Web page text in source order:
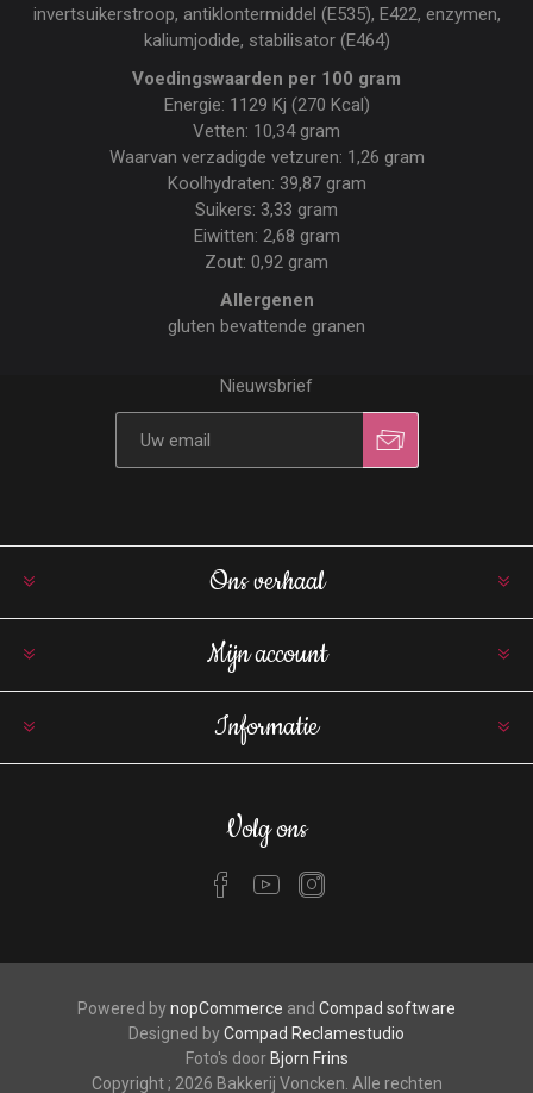
invertsuikerstroop, antiklontermiddel (E535), E422, enzymen,
kaliumjodide, stabilisator (E464)
Voedingswaarden per 100 gram
Energie: 1129 Kj (270 Kcal)
Vetten: 10,34 gram
Waarvan verzadigde vetzuren: 1,26 gram
Koolhydraten: 39,87 gram
Suikers: 3,33 gram
Eiwitten: 2,68 gram
Zout: 0,92 gram
Allergenen
gluten bevattende granen
Nieuwsbrief
Ons verhaal
Mijn account
Informatie
Volg ons
Powered bynopCommerce and Compad software
Designed byCompad Reclamestudio
Foto's door Bjorn Frins
Copyright ; 2026 Bakkerij Voncken. Alle rechten